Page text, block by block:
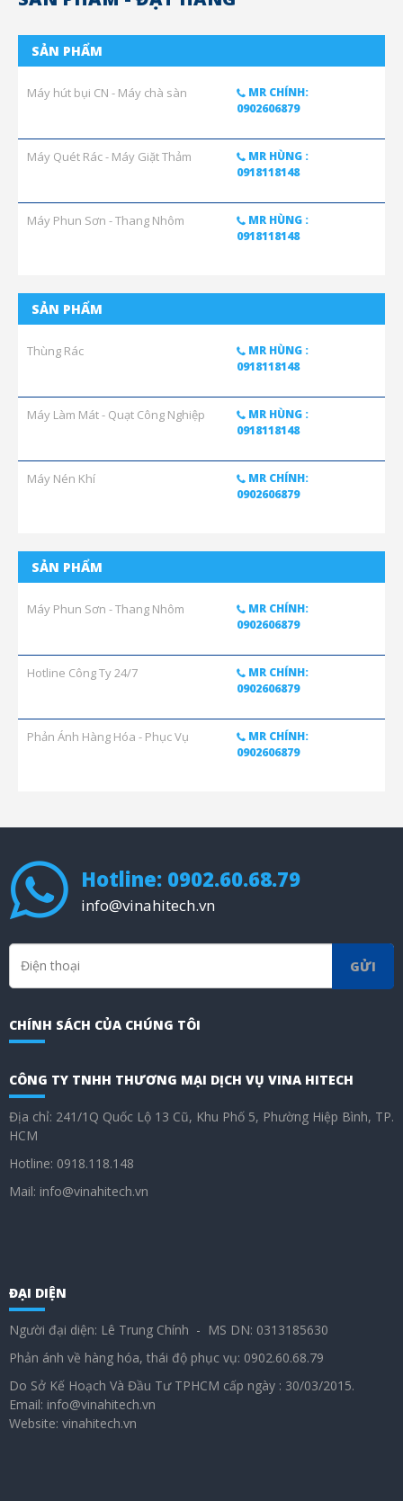
SẢN PHẨM
Máy hút bụi CN - Máy chà sàn
MR CHÍNH:
0902606879
Máy Quét Rác - Máy Giặt Thảm
MR HÙNG :
0918118148
Máy Phun Sơn - Thang Nhôm
MR HÙNG :
0918118148
SẢN PHẨM
Thùng Rác
MR HÙNG :
0918118148
Máy Làm Mát - Quạt Công Nghiệp
MR HÙNG :
0918118148
Máy Nén Khí
MR CHÍNH:
0902606879
SẢN PHẨM
Máy Phun Sơn - Thang Nhôm
MR CHÍNH:
0902606879
Hotline Công Ty 24/7
MR CHÍNH:
0902606879
Phản Ánh Hàng Hóa - Phục Vụ
MR CHÍNH:
0902606879
Hotline: 0902.60.68.79
info@vinahitech.vn
GỬI
CHÍNH SÁCH CỦA CHÚNG TÔI
CÔNG TY TNHH THƯƠNG MẠI DỊCH VỤ VINA HITECH
Địa chỉ: 241/1Q Quốc Lộ 13 Cũ, Khu Phố 5, Phường Hiệp Bình, TP.
HCM
Hotline: 0918.118.148
Mail: info@vinahitech.vn
ĐẠI DIỆN
Người đại diện: Lê Trung Chính - MS DN: 0313185630
Phản ánh về hàng hóa, thái độ phục vụ: 0902.60.68.79
Do Sở Kế Hoạch Và Đầu Tư TPHCM cấp ngày : 30/03/2015.
Email: info@vinahitech.vn
Website: vinahitech.vn